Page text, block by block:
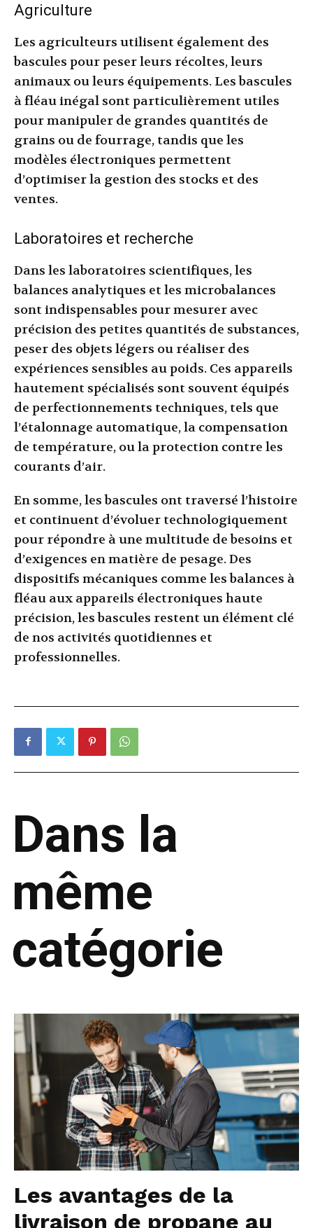
Agriculture
Les agriculteurs utilisent également des
bascules pour peser leurs récoltes, leurs
animaux ou leurs équipements. Les bascules
à fléau inégal sont particulièrement utiles
pour manipuler de grandes quantités de
grains ou de fourrage, tandis que les
modèles électroniques permettent
d’optimiser la gestion des stocks et des
ventes.
Laboratoires et recherche
Dans les laboratoires scientifiques, les
balances analytiques et les microbalances
sont indispensables pour mesurer avec
précision des petites quantités de substances,
peser des objets légers ou réaliser des
expériences sensibles au poids. Ces appareils
hautement spécialisés sont souvent équipés
de perfectionnements techniques, tels que
l’étalonnage automatique, la compensation
de température, ou la protection contre les
courants d’air.
En somme, les bascules ont traversé l’histoire
et continuent d’évoluer technologiquement
pour répondre à une multitude de besoins et
d’exigences en matière de pesage. Des
dispositifs mécaniques comme les balances à
fléau aux appareils électroniques haute
précision, les bascules restent un élément clé
de nos activités quotidiennes et
professionnelles.
Dans la
même
catégorie
Les avantages de la
livraison de propane au